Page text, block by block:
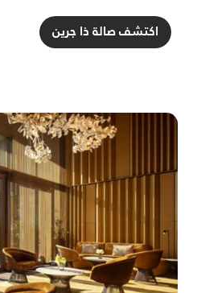
اكتشف صالة ذا جرين